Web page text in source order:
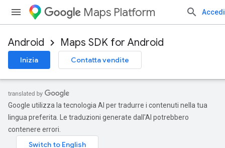
Maps Platform Accedi
Android Maps SDK for Android
Inizia Contatta vendite
Google utilizza la tecnologia AI per tradurre i contenuti nella tua
lingua preferita. Le traduzioni generate dall'AI potrebbero
contenere errori.